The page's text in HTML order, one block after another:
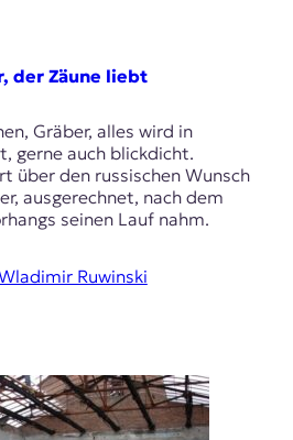
der Zäune liebt
Gräber, alles wird in
gerne auch blickdicht.
über den russischen Wunsch
ausgerechnet, nach dem
seinen Lauf nahm.
Ruwinski